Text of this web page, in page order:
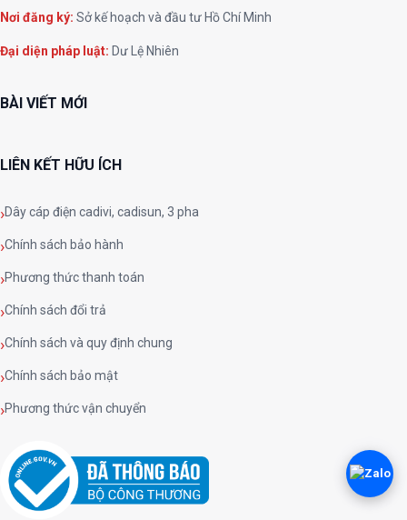
Nơi đăng ký: Sở kế hoạch và đầu tư Hồ Chí Minh
Đại diện pháp luật: Dư Lệ Nhiên
BÀI VIẾT MỚI
LIÊN KẾT HỮU ÍCH
Dây cáp điện cadivi, cadisun, 3 pha
Chính sách bảo hành
Phương thức thanh toán
Chính sách đổi trả
Chính sách và quy định chung
Chính sách bảo mật
Phương thức vận chuyển